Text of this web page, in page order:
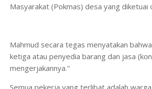
Masyarakat (Pokmas) desa yang diketuai
​Mahmud secara tegas menyatakan
ketiga atau penyedia barang dan jasa
mengerjakannya."